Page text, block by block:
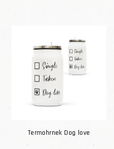
Termohrnek Dog love